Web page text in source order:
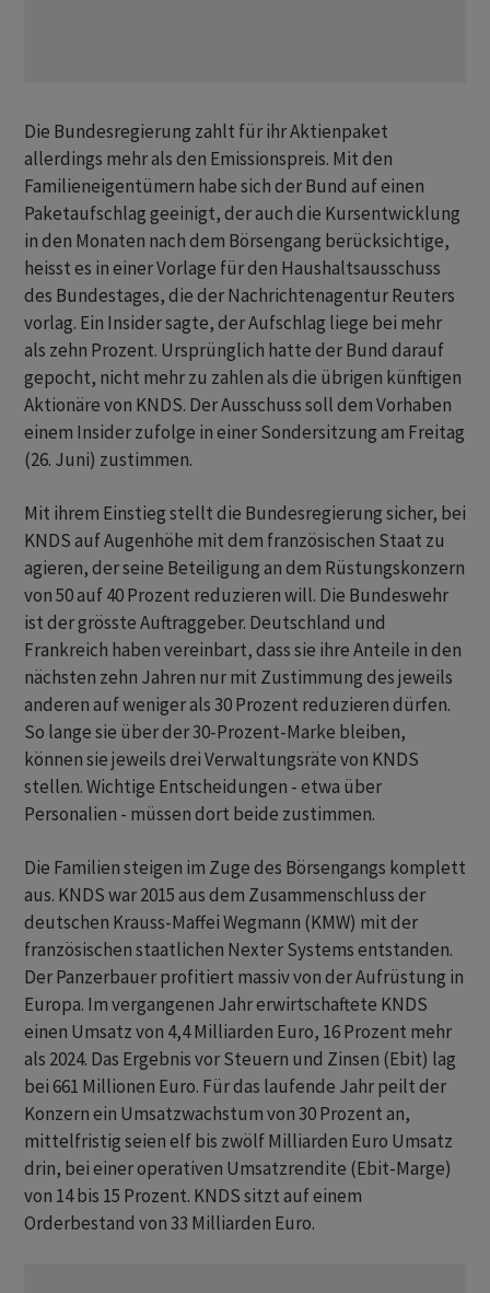
Die Bundesregierung zahlt für ihr Aktienpaket ​
allerdings mehr als den Emissionspreis. Mit den
Familieneigentümern habe sich der Bund auf einen
Paketaufschlag geeinigt, der ​auch die Kursentwicklung
in den Monaten nach dem Börsengang berücksichtige,
heisst es in einer Vorlage ​für den Haushaltsausschuss
des Bundestages, die der Nachrichtenagentur Reuters
vorlag. Ein Insider sagte, der Aufschlag liege bei mehr
als zehn Prozent. Ursprünglich hatte der Bund darauf
gepocht, nicht mehr ‌zu zahlen als die übrigen künftigen
Aktionäre von KNDS. Der Ausschuss soll dem Vorhaben
einem Insider zufolge in einer Sondersitzung am Freitag
(26. Juni) zustimmen.
Mit ihrem Einstieg stellt die Bundesregierung sicher, bei
KNDS auf Augenhöhe mit dem französischen Staat zu
agieren, der seine Beteiligung an dem Rüstungskonzern
von ​50 auf ​40 Prozent reduzieren will. Die Bundeswehr
ist der grösste Auftraggeber. Deutschland und
⁠Frankreich haben vereinbart, dass sie ihre Anteile in den
nächsten zehn Jahren nur mit ​Zustimmung des jeweils
anderen auf weniger ⁠als 30 Prozent reduzieren dürfen.
So lange sie über der 30-Prozent-Marke bleiben,
können sie jeweils drei Verwaltungsräte von KNDS
stellen. Wichtige Entscheidungen - etwa über
‌Personalien - müssen dort beide zustimmen.
Die Familien steigen im Zuge des Börsengangs komplett
aus. KNDS war 2015 aus dem Zusammenschluss der
deutschen Krauss-Maffei Wegmann (KMW) mit der
französischen staatlichen Nexter Systems entstanden.
Der Panzerbauer profitiert massiv von der Aufrüstung in
Europa. ‌Im vergangenen Jahr erwirtschaftete KNDS
einen Umsatz von 4,4 Milliarden Euro, 16 Prozent mehr
als 2024. Das Ergebnis ​vor Steuern und Zinsen (Ebit) lag
bei 661 Millionen Euro. Für das laufende Jahr peilt der
Konzern ein Umsatzwachstum von 30 Prozent an,
mittelfristig seien elf bis zwölf Milliarden Euro Umsatz
drin, bei einer operativen Umsatzrendite (Ebit-Marge)
von 14 bis 15 Prozent. KNDS sitzt auf einem
Orderbestand von 33 Milliarden Euro.